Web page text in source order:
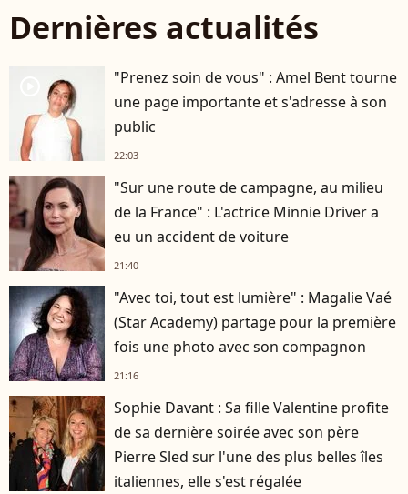
Dernières actualités
"Prenez soin de vous" : Amel Bent tourne
une page importante et s'adresse à son
public
22:03
"Sur une route de campagne, au milieu
de la France" : L'actrice Minnie Driver a
eu un accident de voiture
21:40
"Avec toi, tout est lumière" : Magalie Vaé
(Star Academy) partage pour la première
fois une photo avec son compagnon
21:16
Sophie Davant : Sa fille Valentine profite
de sa dernière soirée avec son père
Pierre Sled sur l'une des plus belles îles
italiennes, elle s'est régalée